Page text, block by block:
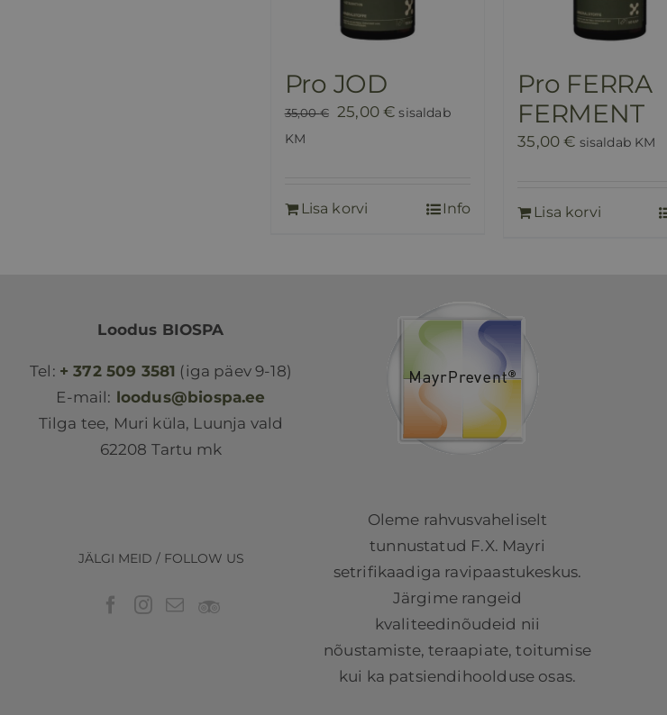
Pro JOD
35,00€ Algne
25,00€Praegune
sisaldab
KM
Lisa korvi Info
Pro FERRA
FERMENT
35,00€ sisaldab KM
Lisa korvi
Loodus BIOSPA
Tel: + 372 509 3581 (iga päev 9-18)
E-mail: loodus@biospa.ee
Tilga tee, Muri küla, Luunja vald
62208 Tartu mk
JÄLGI MEID / FOLLOW US
Oleme rahvusvaheliselt
tunnustatud F.X. Mayri
setrifikaadiga ravipaastukeskus.
Järgime rangeid
kvaliteedinõudeid nii
nõustamiste, teraapiate, toitumise
kui ka patsiendihoolduse osas.